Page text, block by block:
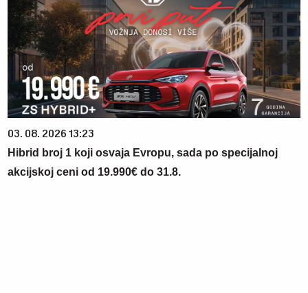
03. 08. 2026 13:23
Hibrid broj 1 koji osvaja Evropu, sada po specijalnoj
akcijskoj ceni od 19.990€ do 31.8.